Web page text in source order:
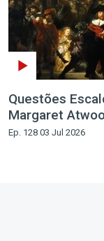
Questões
Margaret
Ep. 128 03 Jul 2026